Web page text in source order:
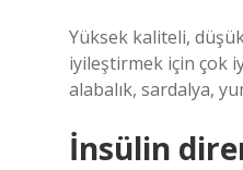
Yüksek kaliteli,
iyileştirmek için çok
alabalık, sardalya,
İnsülin